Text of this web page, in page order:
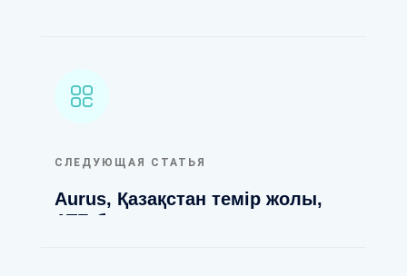
СЛЕДУЮЩАЯ СТАТЬЯ
Aurus, Қазақстан темір жолы,
АТБ банк и миллиарды: как